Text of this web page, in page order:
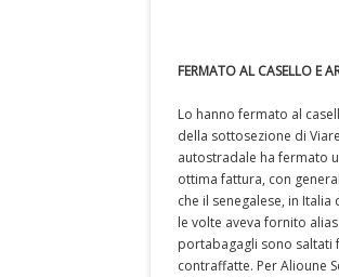
FERMATO AL CASELLO E
Lo hanno fermato al
della sottosezione di
autostradale ha fermato
ottima fattura, con
che il senegalese, in
le volte aveva fornito
portabagagli sono saltati
contraffatte. Per Alioune